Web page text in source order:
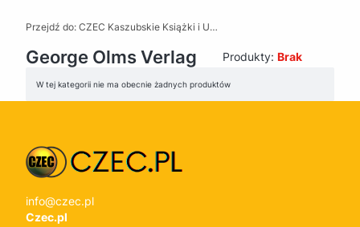
Przejdź do: CZEC Kaszubskie Książki i Upominki - Pamiątki z Kaszub
George Olms Verlag Produkty: Brak
Lista produktów
W tej kategorii nie ma obecnie żadnych produktów
info@czec.pl
Czec.pl